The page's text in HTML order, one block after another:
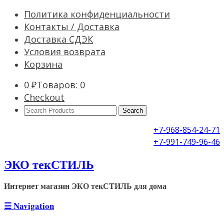
Политика конфиденциальности
Контакты / Доставка
Доставка СДЭК
Условия возврата
Корзина
0 ₽Товаров: 0
Checkout
Search
+7-968-854-24-71
+7-991-749-96-46
ЭКО текСТИЛЬ
Интернет магазин ЭКО текСТИЛЬ для дома
☰Navigation